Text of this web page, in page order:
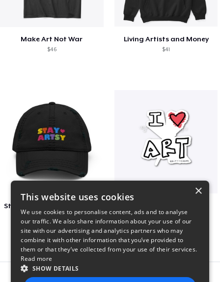
Make Art Not War
$46
Living Artists and Money
$41
$27 $7
Report this product
×
This website uses cookies
We use cookies to personalise content, ads and to analyse
our traffic. We also share information about your use of our
site with our advertising and analytics partners who may
combine it with other information that you’ve provided to
them or that they’ve collected from your use of their services.
Read more
SHOW DETAILS